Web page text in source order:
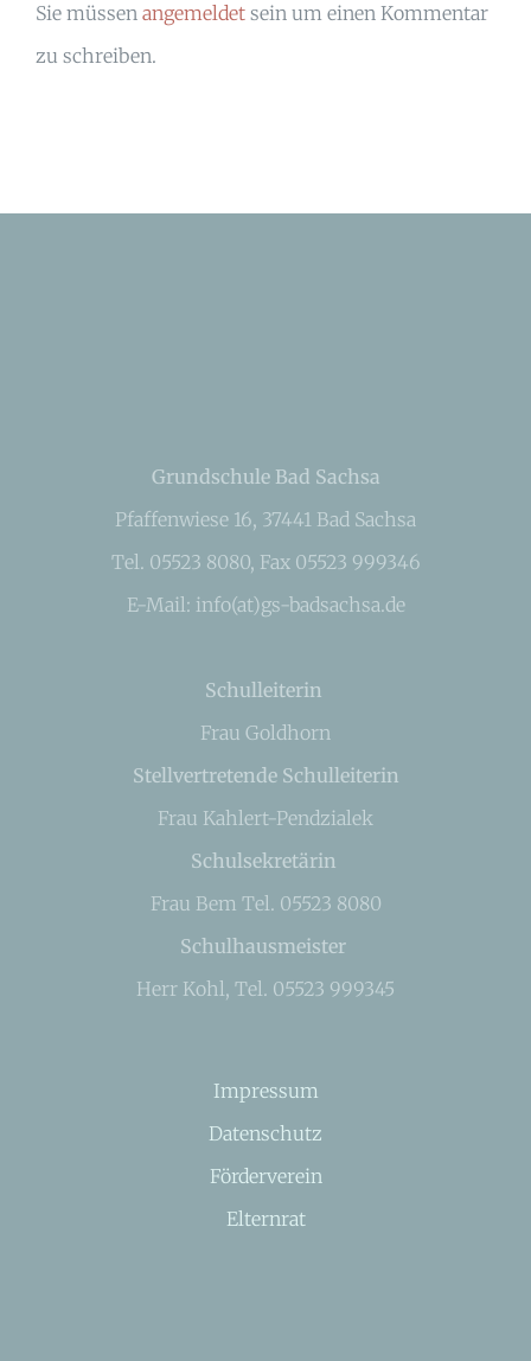
Sie müssen angemeldet sein um einen Kommentar
zu schreiben.
Grundschule Bad Sachsa
Pfaffenwiese 16, 37441 Bad Sachsa
Tel. 05523 8080, Fax 05523 999346
E-Mail: info(at)gs-badsachsa.de
Schulleiterin
Frau Goldhorn
Stellvertretende Schulleiterin
Frau Kahlert-Pendzialek
Schulsekretärin
Frau Bem Tel. 05523 8080
Schulhausmeister
Herr Kohl, Tel. 05523 999345
Impressum
Datenschutz
Förderverein
Elternrat